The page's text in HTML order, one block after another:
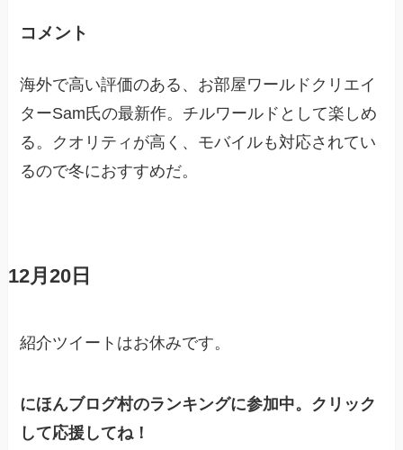
コメント
海外で高い評価のある、お部屋ワールドクリエイ
ターSam氏の最新作。チルワールドとして楽しめ
る。クオリティが高く、モバイルも対応されてい
るので冬におすすめだ。
12月20日
紹介ツイートはお休みです。
にほんブログ村のランキングに参加中。クリック
して応援してね！